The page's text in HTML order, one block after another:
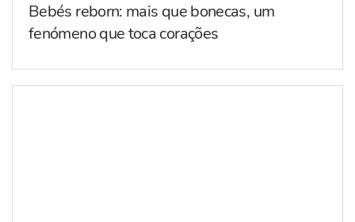
Bebés reborn: mais que bonecas, um
fenómeno que toca corações